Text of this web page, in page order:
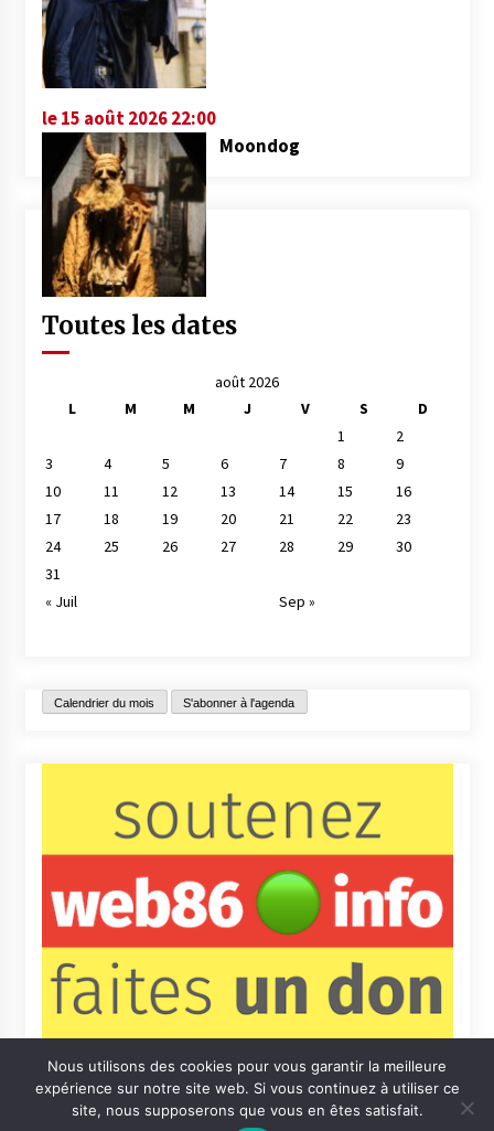
le 15 août 2026 22:00
Moondog
Toutes les dates
août 2026
L
M M J V S
D
1
2
3
4 5 6 7 8
9
10
11 12 13 14 15
16
17
18 19 20 21 22
23
24
25 26 27 28 29
30
31
« Juil
Sep »
Calendrier du mois S'abonner à l'agenda
Nous utilisons des cookies pour vous garantir la meilleure
expérience sur notre site web. Si vous continuez à utiliser ce
site, nous supposerons que vous en êtes satisfait.